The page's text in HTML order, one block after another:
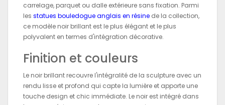
carrelage, parquet ou dalle extérieure sans fixation. Parmi
les statues bouledogue anglais en résine de la collection,
ce modèle noir brillant est le plus élégant et le plus
polyvalent en termes d'intégration décorative.
Finition et couleurs
Le noir brillant recouvre l'intégralité de la sculpture avec un
rendu lisse et profond qui capte la lumière et apporte une
touche design et chic immédiate. Le noir est intégré dans